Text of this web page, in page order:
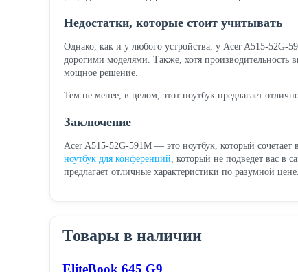
Недостатки, которые стоит учитывать
Однако, как и у любого устройства, у Acer A515-52G-
дорогими моделями. Также, хотя производительность
мощное решение.
Тем не менее, в целом, этот ноутбук предлагает
Заключение
Acer A515-52G-591M — это ноутбук, который
ноутбук для конференций, который не подведет вас в
предлагает отличные характеристики по разумной
Товары в наличии
EliteBook 645 G9